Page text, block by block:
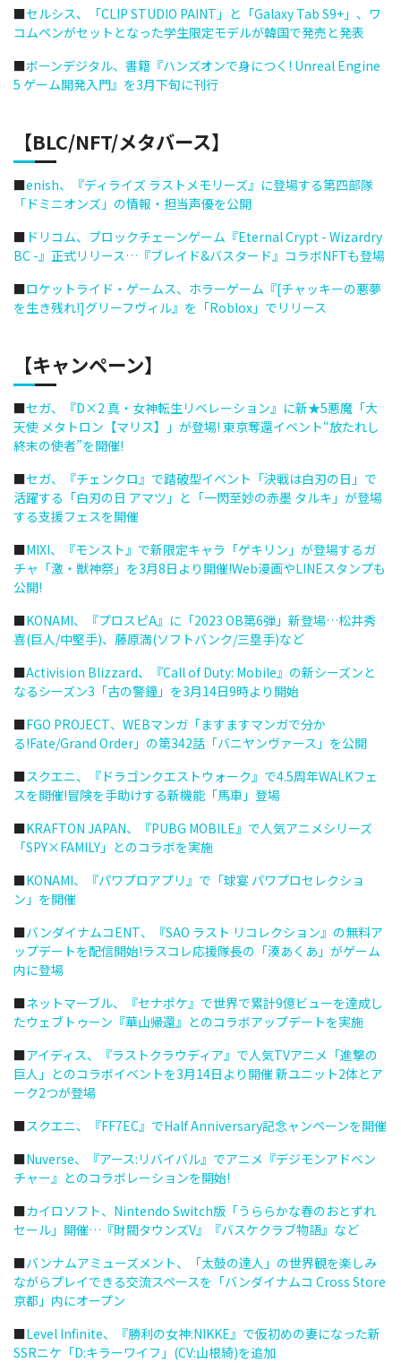
■セルシス、「CLIP STUDIO PAINT」と「Galaxy Tab S9+」、ワ
コムペンがセットとなった学生限定モデルが韓国で発売と発表
■ボーンデジタル、書籍『ハンズオンで身につく! Unreal Engine
5 ゲーム開発入門』を3月下旬に刊行
【BLC/NFT/メタバース】
■enish、『ディライズ ラストメモリーズ』に登場する第四部隊
「ドミニオンズ」の情報・担当声優を公開
■ ドリコム、ブロックチェーンゲーム『Eternal Crypt - Wizardry
BC -』正式リリース…『ブレイド&バスタード』コラボNFTも登場
■ロケットライド・ゲームス、ホラーゲーム『[チャッキーの悪夢
を生き残れ!]グリーフヴィル』を「Roblox」でリリース
【キャンペーン】
■セガ、『D×2 真・女神転生リベレーション』に新★5悪魔「大
天使 メタトロン【マリス】」が登場! 東京奪還イベント“放たれし
終末の使者”を開催!
■セガ、『チェンクロ』で踏破型イベント「決戦は白刃の日」で
活躍する「白刃の日 アマツ」と「一閃至妙の赤墨 タルキ」が登場
する支援フェスを開催
■MIXI、『モンスト』で新限定キャラ「ゲキリン」が登場するガ
チャ「激・獣神祭」を3月8日より開催!Web漫画やLINEスタンプも
公開!
■KONAMI、『プロスピA』に「2023 OB第6弾」新登場…松井秀
喜(巨人/中堅手)、藤原満(ソフトバンク/三塁手)など
■Activision Blizzard、『Call of Duty: Mobile』の新シーズンと
なるシーズン3「古の警鐘」を3月14日9時より開始
■FGO PROJECT、WEBマンガ「ますますマンガで分か
る!Fate/Grand Order」の第342話「バニヤンヴァース」を公開
■スクエニ、『ドラゴンクエストウォーク』で4.5周年WALKフェ
スを開催!冒険を手助けする新機能「馬車」登場
■KRAFTON JAPAN、『PUBG MOBILE』で人気アニメシリーズ
「SPY×FAMILY」とのコラボを実施
■KONAMI、『パワプロアプリ』で「球宴 パワプロセレクショ
ン」を開催
■バンダイナムコENT、『SAO ラスト リコレクション』の無料ア
ップデートを配信開始!ラスコレ応援隊長の「湊あくあ」がゲーム
内に登場
■ネットマーブル、『セナポケ』で世界で累計9億ビューを達成し
たウェブトゥーン『華山帰還』とのコラボアップデートを実施
■アイディス、『ラストクラウディア』で人気TVアニメ「進撃の
巨人」とのコラボイベントを3月14日より開催 新ユニット2体とア
ーク2つが登場
■スクエニ、『FF7EC』でHalf Anniversary記念ャンペーンを開催
■Nuverse、『アース:リバイバル』でアニメ『デジモンアドベン
チャー』とのコラボレーションを開始!
■カイロソフト、Nintendo Switch版「うららかな春のおとずれ
セール」開催…『財閥タウンズV』『バスケクラブ物語』など
■バンナムアミューズメント、「太鼓の達人」の世界観を楽しみ
ながらプレイできる交流スペースを「バンダイナムコ Cross Store
京都」内にオープン
■Level Infinite、『勝利の女神:NIKKE』で仮初めの妻になった新
SSRニケ「D:キラーワイフ」(CV:山根綺)を追加